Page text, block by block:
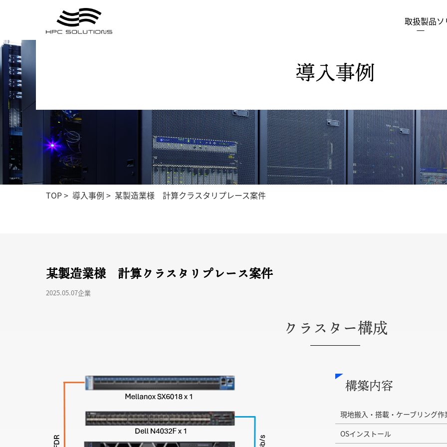
取扱製品
導入事例
TOP> 導入事例 > 某製造業様 計算クラスタリプレース案件
某製造業様 計算クラスタリプレース案件
2025.05.07企業
クラスター構成
構築内容
現地搬入・搭載・ケーブリング作
OSインストール